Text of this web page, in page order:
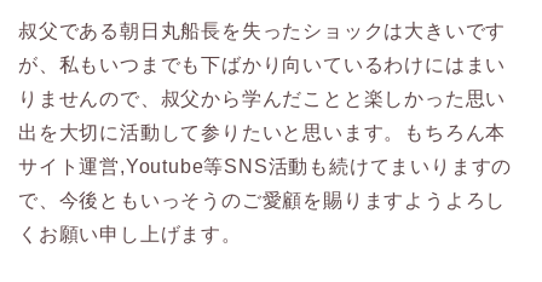
叔父である朝日丸船長を失ったショックは大きいです
が、私もいつまでも下ばかり向いているわけにはまい
りませんので、叔父から学んだことと楽しかった思い
出を大切に活動して参りたいと思います。もちろん本
サイト運営,Youtube等SNS活動も続けてまいりますの
で、今後ともいっそうのご愛顧を賜りますようよろし
くお願い申し上げます。